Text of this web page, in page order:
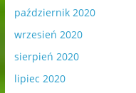
październik 2020
wrzesień 2020
sierpień 2020
lipiec 2020